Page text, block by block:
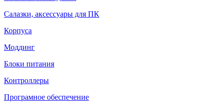
Салазки, аксессуары для ПК
Корпуса
Моддинг
Блоки питания
Контроллеры
Програмное обеспечение